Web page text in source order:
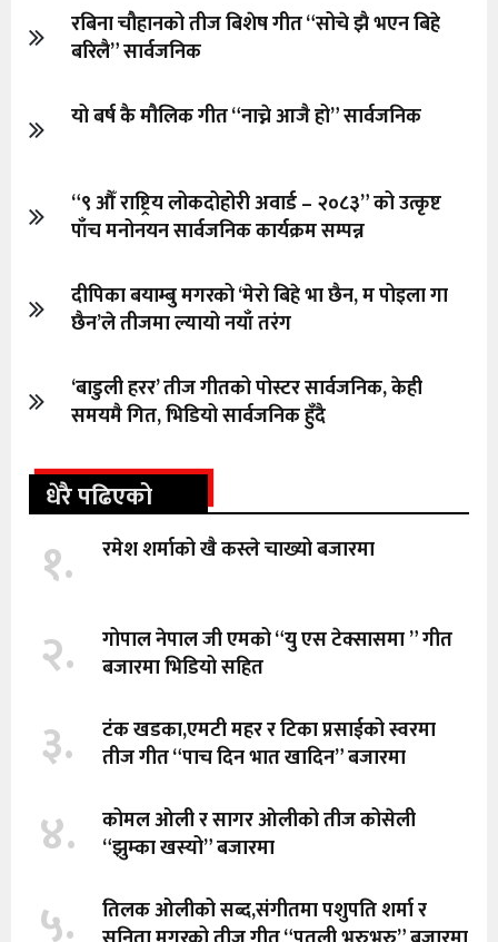
रबिना चौहानको तीज बिशेष गीत “सोचे झै भएन बिहे
बरिलै” सार्वजनिक
यो बर्ष कै मौलिक गीत “नाच्ने आजै हो” सार्वजनिक
“९ औँ राष्ट्रिय लोकदोहोरी अवार्ड – २०८३” को उत्कृष्ट
पाँच मनोनयन सार्वजनिक कार्यक्रम सम्पन्न
दीपिका बयाम्बु मगरको ‘मेरो बिहे भा छैन, म पोइला गा
छैन’ले तीजमा ल्यायो नयाँ तरंग
‘बाडुली हरर’ तीज गीतको पोस्टर सार्वजनिक, केही
समयमै गित, भिडियो सार्वजनिक हुँदै
धेरै पढिएको
१. रमेश शर्माको खै कस्ले चाख्यो बजारमा
२.
गोपाल नेपाल जी एमको “यु एस टेक्सासमा ” गीत
बजारमा भिडियो सहित
३.
टंक खडका,एमटी महर र टिका प्रसाईको स्वरमा
तीज गीत “पाच दिन भात खादिन” बजारमा
४.
कोमल ओली र सागर ओलीको तीज कोसेली
“झुम्का खस्यो” बजारमा
५.
तिलक ओलीको सब्द,संगीतमा पशुपति शर्मा र